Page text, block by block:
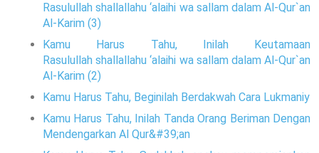
Rasulullah shallallahu ‘alaihi wa sallam dalam Al-Qur`an
Al-Karim (3)
Kamu Harus Tahu, Inilah Keutamaan
Rasulullah shallallahu ‘alaihi wa sallam dalam Al-Qur`an
Al-Karim (2)
Kamu Harus Tahu, Beginilah Berdakwah Cara Lukmaniy
Kamu Harus Tahu, Inilah Tanda Orang Beriman Dengan
Mendengarkan Al Qur&#39;an